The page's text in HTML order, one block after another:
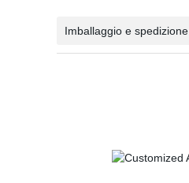
Imballaggio e spedizione